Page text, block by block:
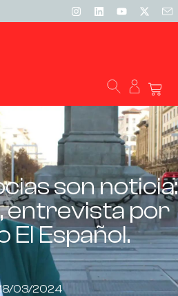
son noticia:
entrevista por
El Español.
03/2024